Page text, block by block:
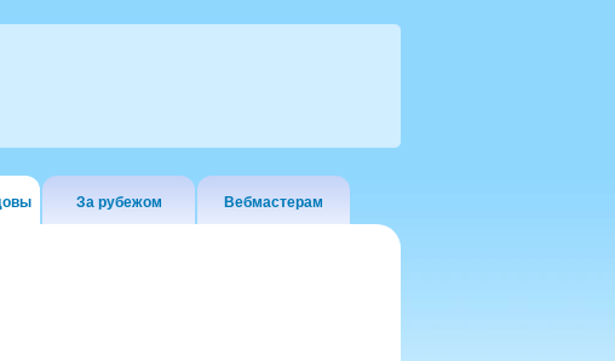
За рубежом Вебмастерам